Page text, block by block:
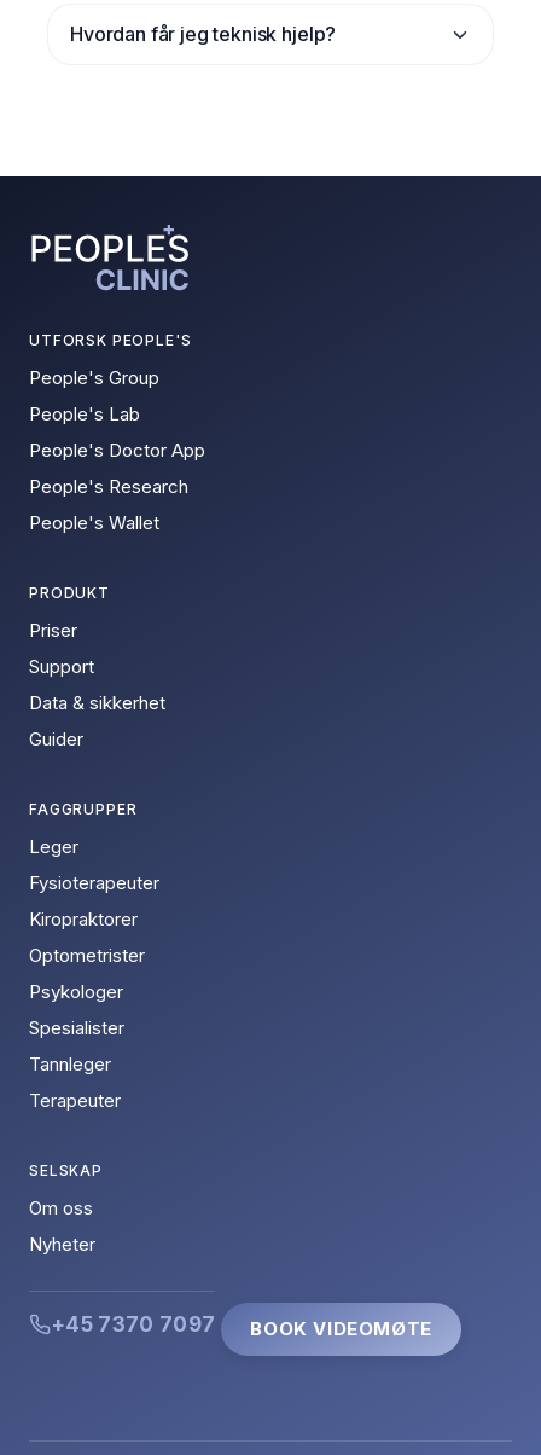
Hvordan får jeg teknisk hjelp?
UTFORSK PEOPLE'S
People's Group
People's Lab
People's Doctor App
People's Research
People's Wallet
PRODUKT
Priser
Support
Data & sikkerhet
Guider
FAGGRUPPER
Leger
Fysioterapeuter
Kiropraktorer
Optometrister
Psykologer
Spesialister
Tannleger
Terapeuter
SELSKAP
Om oss
Nyheter
+45 7370 7097 BOOK VIDEOMØTE